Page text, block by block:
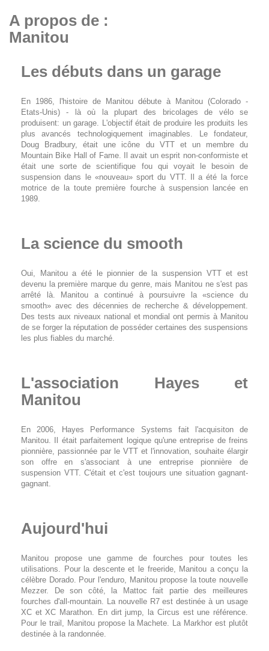
A propos de :
Manitou
Les débuts dans un garage
En 1986, l'histoire de Manitou débute à Manitou (Colorado -
Etats-Unis) - là où la plupart des bricolages de vélo se
produisent: un garage. L'objectif était de produire les produits les
plus avancés technologiquement imaginables. Le fondateur,
Doug Bradbury, était une icône du VTT et un membre du
Mountain Bike Hall of Fame. Il avait un esprit non-conformiste et
était une sorte de scientifique fou qui voyait le besoin de
suspension dans le «nouveau» sport du VTT. Il a été la force
motrice de la toute première fourche à suspension lancée en
1989.
La science du smooth
Oui, Manitou a été le pionnier de la suspension VTT et est
devenu la première marque du genre, mais Manitou ne s'est pas
arrêté là. Manitou a continué à poursuivre la «science du
smooth» avec des décennies de recherche & développement.
Des tests aux niveaux national et mondial ont permis à Manitou
de se forger la réputation de posséder certaines des suspensions
les plus fiables du marché.
L'association Hayes et
Manitou
En 2006, Hayes Performance Systems fait l'acquisiton de
Manitou. Il était parfaitement logique qu'une entreprise de freins
pionnière, passionnée par le VTT et l'innovation, souhaite élargir
son offre en s'associant à une entreprise pionnière de
suspension VTT. C'était et c'est toujours une situation gagnant-
gagnant.
Aujourd'hui
Manitou propose une gamme de fourches pour toutes les
utilisations. Pour la descente et le freeride, Manitou a conçu la
célèbre Dorado. Pour l'enduro, Manitou propose la toute nouvelle
Mezzer. De son côté, la Mattoc fait partie des meilleures
fourches d'all-mountain. La nouvelle R7 est destinée à un usage
XC et XC Marathon. En dirt jump, la Circus est une référence.
Pour le trail, Manitou propose la Machete. La Markhor est plutôt
destinée à la randonnée.